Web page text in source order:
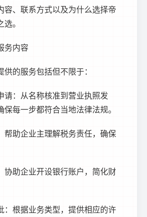
容、联系方式以及为什么选择帝
。
务内容
供的服务包括但不限于：
请：从名称核准到营业执照发
每一步都符合当地法律法规。
帮助企业主理解税务责任，确保
协助企业开设银行账户，简化财
：根据业务类型，提供相应的许